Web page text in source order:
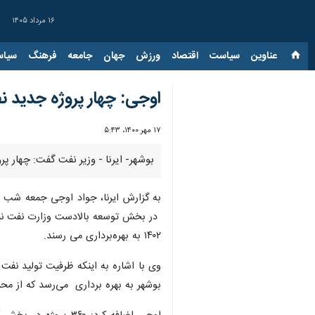
۱۶ مرداد ۱۴۰۵
عناوین‌ سیاست اقتصاد ورزش جهان جامعه فرهنگ
اوجی: چهار پروژه جدید
۱۷ مهر ۱۴۰۰، ۵:۴۳